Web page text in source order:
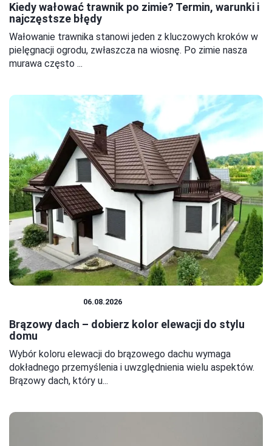
Kiedy wałować trawnik po zimie? Termin, warunki i
najczęstsze błędy
Wałowanie trawnika stanowi jeden z kluczowych kroków w
pielęgnacji ogrodu, zwłaszcza na wiosnę. Po zimie nasza
murawa często ...
06.08.2026
Brązowy dach – dobierz kolor elewacji do stylu
domu
Wybór koloru elewacji do brązowego dachu wymaga
dokładnego przemyślenia i uwzględnienia wielu aspektów.
Brązowy dach, który u...